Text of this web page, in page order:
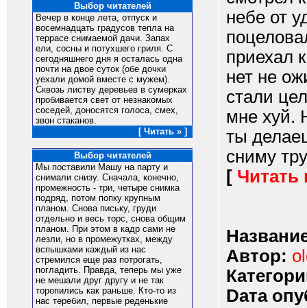
Выбор читателей
Вечер в конце лета, отпуск и
восемнадцать градусов тепла на
террасе снимаемой дачи. Запах
ели, сосны и потухшего гриля. С
сегодняшнего дня я осталась одна
почти на двое суток (обе дочки
уехали домой вместе с мужем).
Сквозь листву деревьев в сумерках
пробивается свет от незнакомых
соседей, доносятся голоса, смех,
звон стаканов.
[ Читать » ]
Выбор читателей
Мы поставили Машу на парту и
снимали снизу. Сначала, конечно,
промежность - три, четыре снимка
подряд, потом попку крупным
планом. Снова письку, груди
отдельно и весь торс, снова общим
планом. При этом в кадр сами не
лезли, но в промежутках, между
вспышками каждый из нас
стремился еще раз потрогать,
погладить. Правда, теперь мы уже
не мешали друг другу и не так
торопились как раньше. Кто-то из
нас теребил, первые реденькие
небе от
приехал
нет не
стали
мне хуй.
ты
сниму
[ Читать
Автор:
Dата